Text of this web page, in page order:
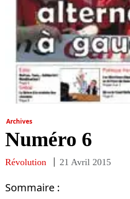
Archives
Numéro 6
Révolution 21 Avril 2015
Sommaire :